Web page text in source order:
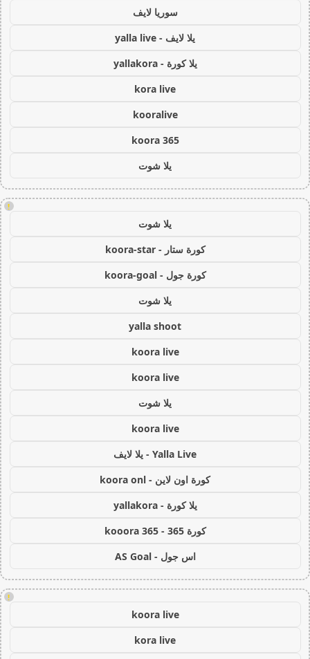
سوريا لايف
يلا لايف - yalla live
يلا كورة - yallakora
kora live
kooralive
koora 365
يلا شوت
!
يلا شوت
كورة ستار - koora-star
كورة جول - koora-goal
يلا شوت
yalla shoot
koora live
koora live
يلا شوت
koora live
Yalla Live - يلا لايف
كورة اون لاين - koora onl
يلا كورة - yallakora
كورة 365 - kooora 365
اس جول - AS Goal
!
koora live
kora live